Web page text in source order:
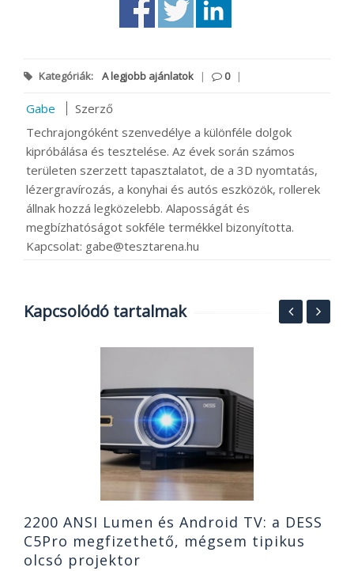
Kategóriák: A legjobb ajánlatok | 0 |
Gabe
Szerző
Techrajongóként szenvedélye a különféle dolgok
kipróbálása és tesztelése. Az évek során számos
területen szerzett tapasztalatot, de a 3D nyomtatás,
lézergravírozás, a konyhai és autós eszközök, rollerek
állnak hozzá legközelebb. Alaposságát és
megbízhatóságot sokféle termékkel bizonyította.
Kapcsolat: gabe@tesztarena.hu
Kapcsolódó tartalmak
2200 ANSI Lumen és Android TV: a DESS
C5Pro megfizethető, mégsem tipikus
olcsó projektor